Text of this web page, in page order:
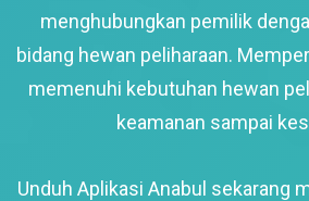
menghubungkan pemilik
bidang hewan peliharaan.
memenuhi kebutuhan hewan
keamanan sampai
Unduh Aplikasi Anabul sekarang